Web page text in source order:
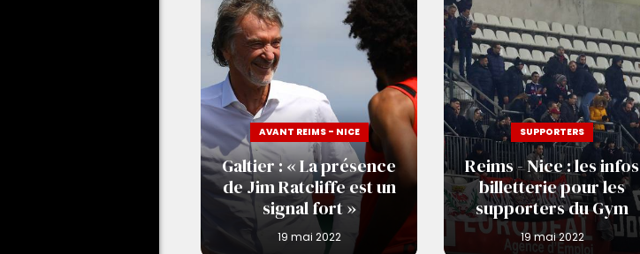
AVANT REIMS - NICE
Galtier : « La présence
de Jim Ratcliffe est un
signal fort »
SUPPORTERS
Reims - Nice : les infos
billetterie pour les
supporters du Gym